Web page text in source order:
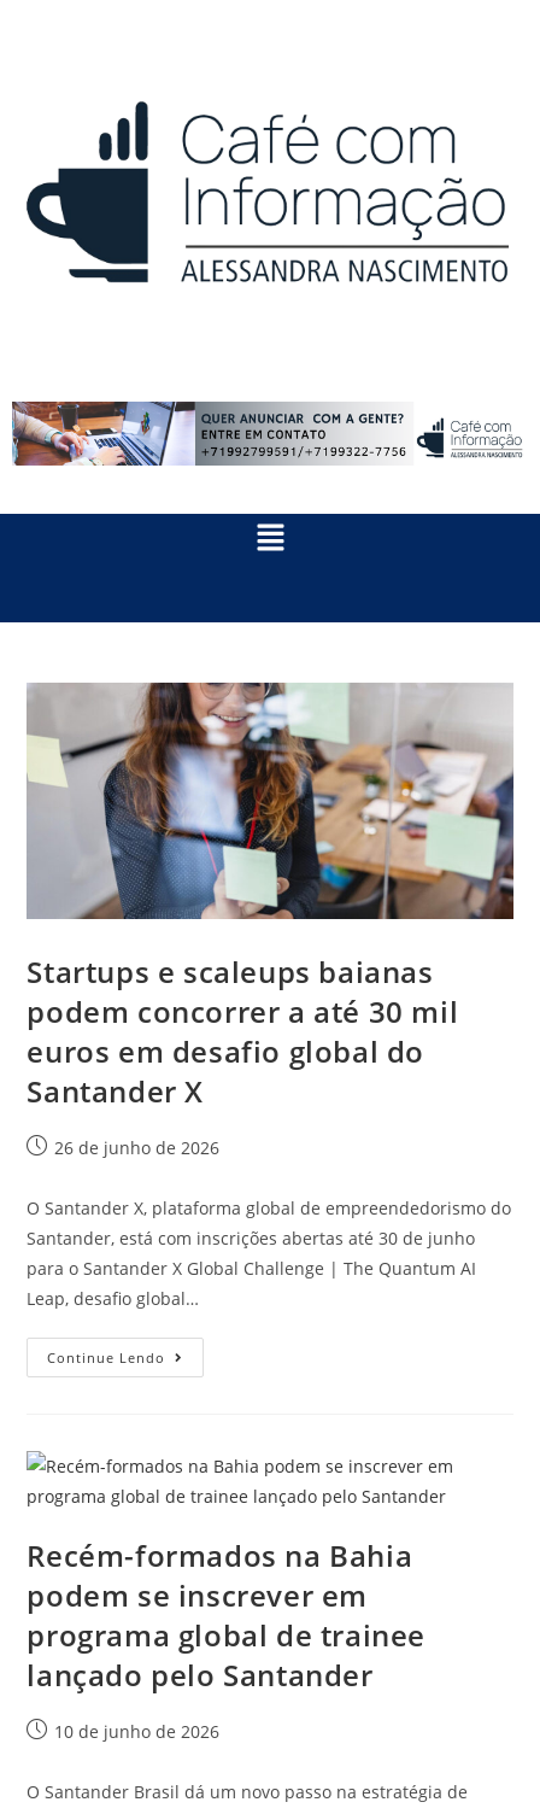
Startups e scaleups baianas
podem concorrer a até 30 mil
euros em desafio global do
Santander X
26 de junho de 2026
O Santander X, plataforma global de empreendedorismo do
Santander, está com inscrições abertas até 30 de junho
para o Santander X Global Challenge | The Quantum AI
Leap, desafio global…
Continue Lendo
Recém-formados na Bahia
podem se inscrever em
programa global de trainee
lançado pelo Santander
10 de junho de 2026
O Santander Brasil dá um novo passo na estratégia de